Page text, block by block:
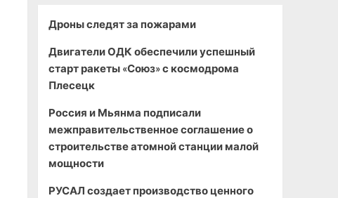
Дроны следят за пожарами
Двигатели ОДК обеспечили успешный
старт ракеты «Союз» с космодрома
Плесецк
Россия и Мьянма подписали
межправительственное соглашение о
строительстве атомной станции малой
мощности
РУСАЛ создает производство ценного